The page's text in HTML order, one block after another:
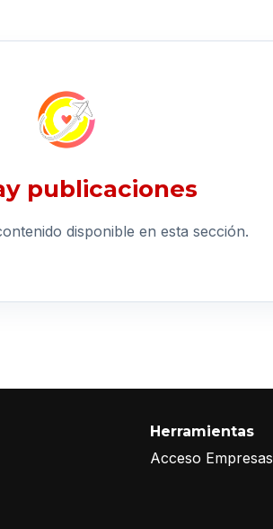
publicaciones
disponible en esta sección.
Herramientas
Acceso Empresas